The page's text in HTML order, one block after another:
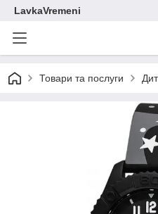
LavkaVremeni
Товари та послуги